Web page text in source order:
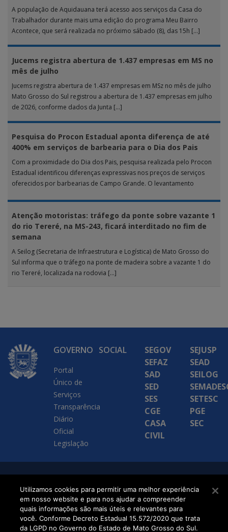
A população de Aquidauana terá acesso aos serviços da Casa do
Trabalhador durante mais uma edição do programa Meu Bairro
Acontece, que será realizada no próximo sábado (8), das 15h […]
Jucems registra abertura de 1.437 empresas em MS no
mês de julho
Jucems registra abertura de 1.437 empresas em MSz no mês de julho
Mato Grosso do Sul registrou a abertura de 1.437 empresas em julho
de 2026, conforme dados da Junta […]
Pesquisa do Procon Estadual aponta diferença de até
400% em serviços de barbearia para o Dia dos Pais
Com a proximidade do Dia dos Pais, pesquisa realizada pelo Procon
Estadual identificou diferenças expressivas nos preços de serviços
oferecidos por barbearias de Campo Grande. O levantamento
Atenção motoristas: tráfego da ponte sobre vazante 1
do rio Tereré, na MS-243, ficará interditado no fim de
semana
A Seilog (Secretaria de Infraestrutura e Logística) de Mato Grosso do
Sul informa que o tráfego na ponte de madeira sobre a vazante 1 do
rio Tereré, localizada na rodovia […]
GOVERNO
Portal
Único de
Serviços
Transparência
Diário
Oficial
Legislação
SOCIAL
SEGOV
SEFAZ
SAD
SED
SES
CGE
CASA
CIVIL
SEJUSP
SEAD
SEILOG
SETESC
PGE
SEC
Executiva de
Transformação Digital
Utilizamos cookies para permitir uma melhor experiência
em nosso website e para nos ajudar a compreender
quais informações são mais úteis e relevantes para
você. Conforme Decreto Estadual 15.572/2020 que trata
da LGPD no Governo do Estado de Mato Grosso do Sul.